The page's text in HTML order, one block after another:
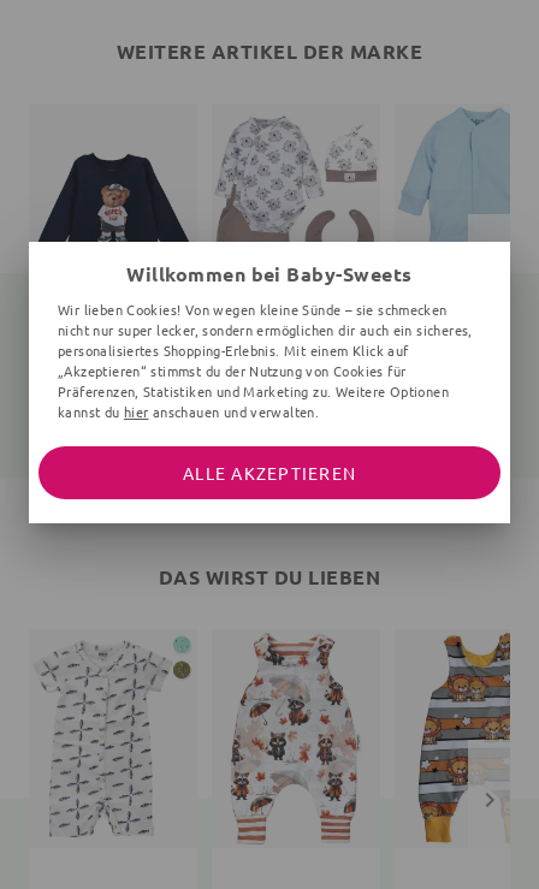
WEITERE ARTIKEL DER MARKE
Langarmshirt Teddybär
navy
25,99 €
Set Koala
4 Teile, weiß, braun
31,99 € 37,99 €
Strampler
hellblau
DAS WIRST DU LIEBEN
Willkommen bei Baby-Sweets
Wir lieben Cookies! Von wegen kleine Sünde – sie schmecken
nicht nur super lecker, sondern ermöglichen dir auch ein sicheres,
personalisiertes Shopping-Erlebnis. Mit einem Klick auf
„Akzeptieren“ stimmst du der Nutzung von Cookies für
Präferenzen, Statistiken und Marketing zu. Weitere Optionen
kannst du hier anschauen und verwalten.
ALLE AKZEPTIEREN